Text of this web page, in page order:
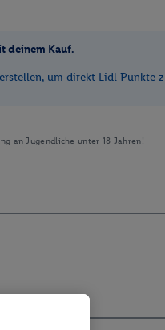
deinem Kauf.
um direkt Lidl Punkte
an Jugendliche unter 18 Jahren!